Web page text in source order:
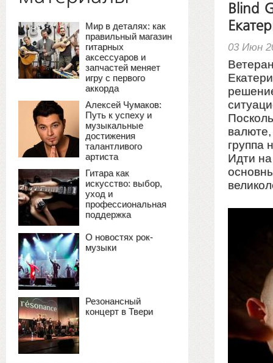
Мир в деталях: как
правильный магазин
гитарных
аксессуаров и
запчастей меняет
игру с первого
аккорда
Алексей Чумаков:
Путь к успеху и
музыкальные
достижения
талантливого
артиста
Гитара как
искусство: выбор,
уход и
профессиональная
поддержка
О новостях рок-
музыки
Резонансный
концерт в Твери
Blind
03 Июн
группа
Идти